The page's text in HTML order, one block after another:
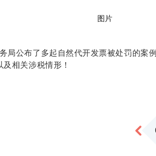
局公布了多起自然代开发票被处罚的案
相关涉税情形！